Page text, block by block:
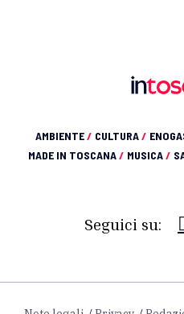
AMBIENTE/ CULTURA/
MADE IN TOSCANA/ MUSICA/
Seguici su: